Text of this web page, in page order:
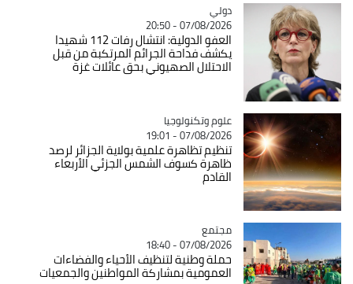
Catégorie
دولي
07/08/2026 - 20:50
العفو الدولية: انتشال رفات 112 شهيدا
يكشف فداحة الجرائم المرتكبة من قبل
الاحتلال الصهيوني بحق عائلات غزة
Catégorie
علوم وتكنولوجيا
07/08/2026 - 19:01
تنظيم تظاهرة علمية بولاية الجزائر لرصد
ظاهرة كسوف الشمس الجزئي الأربعاء
القادم
Catégorie
مجتمع
07/08/2026 - 18:40
حملة وطنية لتنظيف الأحياء والفضاءات
العمومية بمشاركة المواطنين والجمعيات